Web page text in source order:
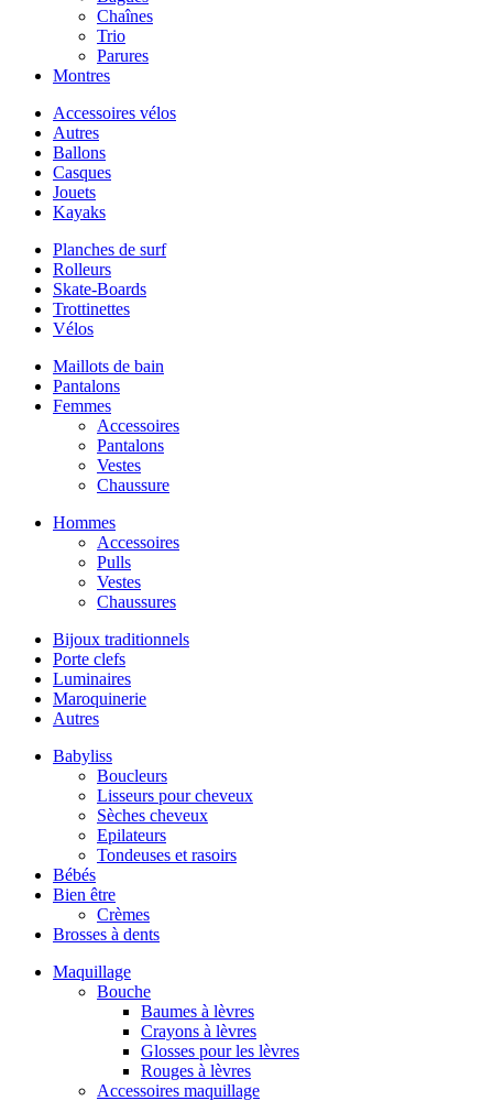
Chaînes
Trio
Parures
Montres
Accessoires vélos
Autres
Ballons
Casques
Jouets
Kayaks
Planches de surf
Rolleurs
Skate-Boards
Trottinettes
Vélos
Maillots de bain
Pantalons
Femmes
Accessoires
Pantalons
Vestes
Chaussure
Hommes
Accessoires
Pulls
Vestes
Chaussures
Bijoux traditionnels
Porte clefs
Luminaires
Maroquinerie
Autres
Babyliss
Boucleurs
Lisseurs pour cheveux
Sèches cheveux
Epilateurs
Tondeuses et rasoirs
Bébés
Bien être
Crèmes
Brosses à dents
Maquillage
Bouche
Baumes à lèvres
Crayons à lèvres
Glosses pour les lèvres
Rouges à lèvres
Accessoires maquillage